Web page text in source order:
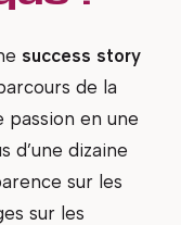
success story
de la
en une
d’une dizaine
sur les
sur les